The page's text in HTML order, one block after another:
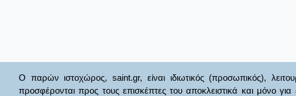
Ο παρών ιστοχώρος, saint.gr, είναι ιδιωτικός (προσωπικός),
προσφέρονται προς τους επισκέπτες του αποκλειστικά και μόνο για